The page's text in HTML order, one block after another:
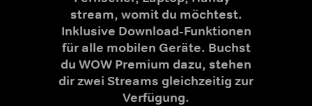
stream, womit du möchtest.
Inklusive Download-Funktionen
für alle mobilen Geräte. Buchst
du WOW Premium dazu, stehen
dir zwei Streams gleichzeitig zur
Verfügung.